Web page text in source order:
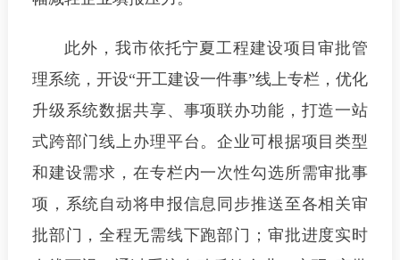
此外，我市依托宁夏工程建设项目审批管
理系统，开设“开工建设一件事”线上专栏，优化
升级系统数据共享、事项联办功能，打造一站
式跨部门线上办理平台。企业可根据项目类型
和建设需求，在专栏内一次性勾选所需审批事
项，系统自动将申报信息同步推送至各相关审
批部门，全程无需线下跑部门；审批进度实时